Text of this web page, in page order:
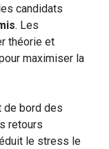
candidats
. Les
théorie et
maximiser la
de bord des
retours
le stress le